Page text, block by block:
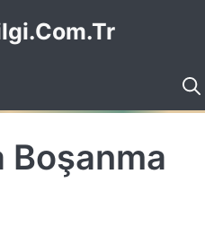
Boşanma